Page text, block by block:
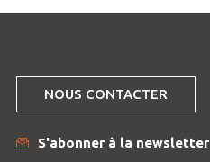
NOUS CONTACTER
S'abonner à la newsletter